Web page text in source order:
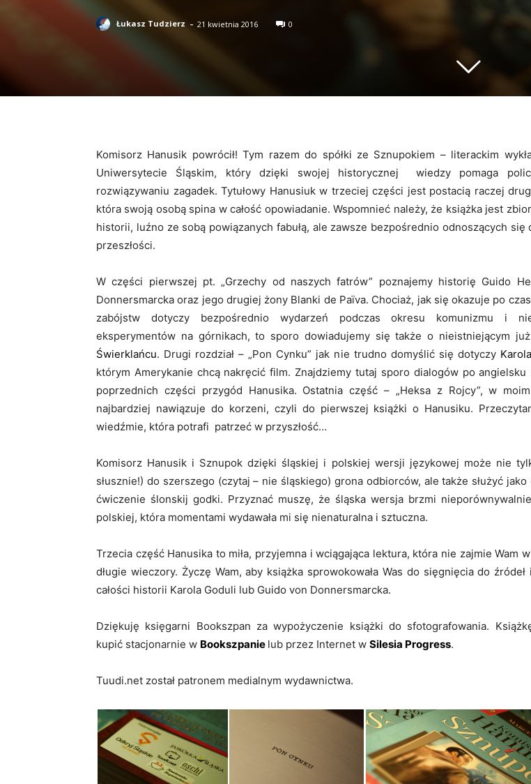
Łukasz Tudzierz - 21 kwietnia 2016 0
Komisorz Hanusik powrócił! Tym razem do spółki ze Sznupokiem – literackim
Uniwersytecie Śląskim, który dzięki swojej historycznej wiedzy pomaga
rozwiązywaniu zagadek. Tytułowy Hanusiuk w trzeciej części jest postacią raczej
która swoją osobą spina w całość opowiadanie. Wspomnieć należy, że książka jest
historii, luźno ze sobą powiązanych fabułą, ale zawsze bezpośrednio odnoszących się
przeszłości.
W części pierwszej pt. „Grzechy od naszych fatrów” poznajemy historię Guido
Donnersmarcka oraz jego drugiej żony Blanki de Païva. Chociaż, jak się okazuje po
zabójstw dotyczy bezpośrednio wydarzeń podczas okresu komunizmu i
eksperymentów na górnikach, to sporo dowiadujemy się także o nieistniejącym już
Świerklańcu. Drugi rozdział – „Pon Cynku” jak nie trudno domyślić się dotyczy
którym Amerykanie chcą nakręcić film. Znajdziemy tutaj sporo dialogów po angielsku
poprzednich części przygód Hanusika. Ostatnia część – „Heksa z Rojcy”, w
najbardziej nawiązuje do korzeni, czyli do pierwszej książki o Hanusiku.
wiedźmie, która potrafi patrzeć w przyszłość…
Komisorz Hanusik i Sznupok dzięki śląskiej i polskiej wersji językowej może nie
słusznie!) do szerszego (czytaj – nie śląskiego) grona odbiorców, ale także służyć jako
ćwiczenie ślonskij godki. Przyznać muszę, że śląska wersja brzmi
polskiej, która momentami wydawała mi się nienaturalna i sztuczna.
Trzecia część Hanusika to miła, przyjemna i wciągająca lektura, która nie zajmie Wam
długie wieczory. Życzę Wam, aby książka sprowokowała Was do sięgnięcia do źródeł
całości historii Karola Goduli lub Guido von Donnersmarcka.
Dziękuję księgarni Bookszpan za wypożyczenie książki do sfotografowania.
kupić stacjonarnie w Bookszpanie lub przez Internet w Silesia Progress.
Tuudi.net został patronem medialnym wydawnictwa.